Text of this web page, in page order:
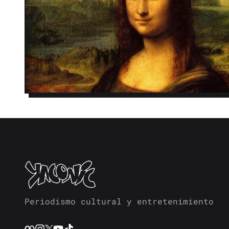
Periodismo cultural y entretenimiento